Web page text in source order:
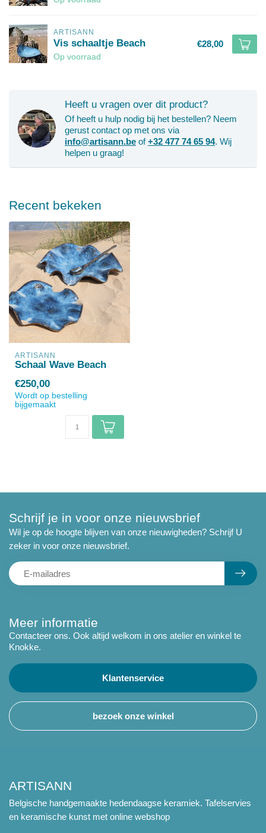
ARTISANN
Vis schaaltje Beach
Op voorraad
€28,00
Heeft u vragen over dit product?
Of heeft u hulp nodig bij het bestellen? Neem
gerust contact op met ons via
info@artisann.be of+32 477 74 65 94. Wij
helpen u graag!
Recent bekeken
ARTISANN
Schaal Wave Beach
€250,00
Wordt op bestelling
bijgemaakt
Meer informatie
Contacteer ons. Ook altijd welkom in ons atelier en winkel te
Knokke.
Klantenservice
bezoek onze winkel
Schrijf je in voor onze nieuwsbrief
Wil je op de hoogte blijven van onze nieuwigheden? Schrijf U
zeker in voor onze nieuwsbrief.
ARTISANN
Belgische handgemaakte hedendaagse keramiek. Tafelservies
en keramische kunst met online webshop